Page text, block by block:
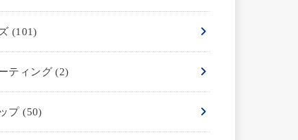
(101)
ティング(2)
プ(50)